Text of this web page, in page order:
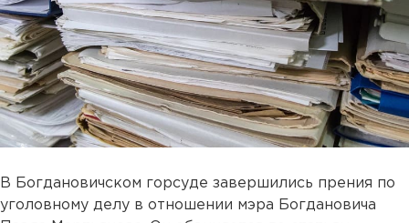
В Богдановичском горсуде завершились прения по
уголовному делу в отношении мэра Богдановича